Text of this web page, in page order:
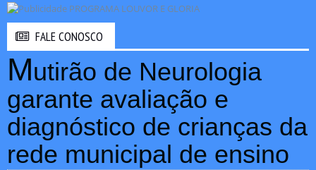
FALE CONOSCO
Mutirão de Neurologia
garante avaliação e
diagnóstico de crianças da
rede municipal de ensino